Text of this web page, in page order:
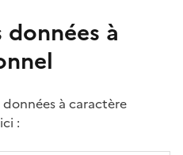
à
à caractère
: